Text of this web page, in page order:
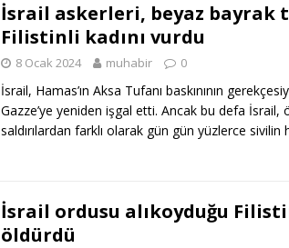
İsrail askerleri, beyaz bayrak
Filistinli kadını vurdu
8 Ocak 2024 muhabir 0
İsrail, Hamas’ın Aksa Tufanı baskınının
Gazze’ye yeniden işgal etti. Ancak bu defa İsrail,
saldırılardan farklı olarak gün gün yüzlerce sivilin
İsrail ordusu alıkoyduğu
öldürdü